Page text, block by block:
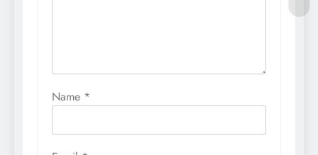
Name *